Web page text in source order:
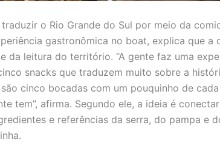
o Rio Grande do Sul por meio da
gastronômica no boat, explica que a
da leitura do território. “A gente faz uma
snacks que traduzem muito sobre a
cinco bocadas com um pouquinho de
tem”, afirma. Segundo ele, a ideia é
e referências da serra, do pampa e